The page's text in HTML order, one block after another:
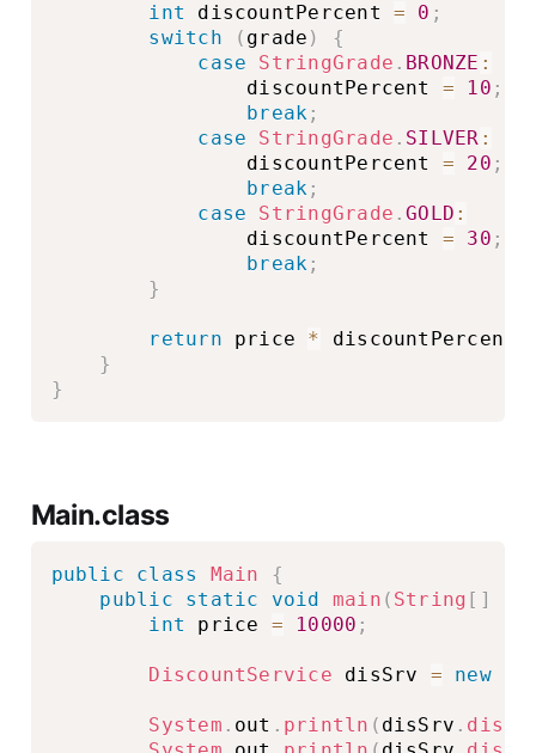
int discountPercent = 0 ;
switch
( grade )
{
case
StringGrade . BRONZE :
                discountPercent
= 10 ;
break ;
case
StringGrade . SILVER :
                discountPercent
= 20 ;
break ;
case
StringGrade .GOLD :
                discountPercent
= 30 ;
break ;
}
return price * discountPercent
}
}
Main.class
public class Main
{
public
static void main ( String [ ]
int
price = 10000 ;
DiscountService disSrv = new
System . out . println ( disSrv .